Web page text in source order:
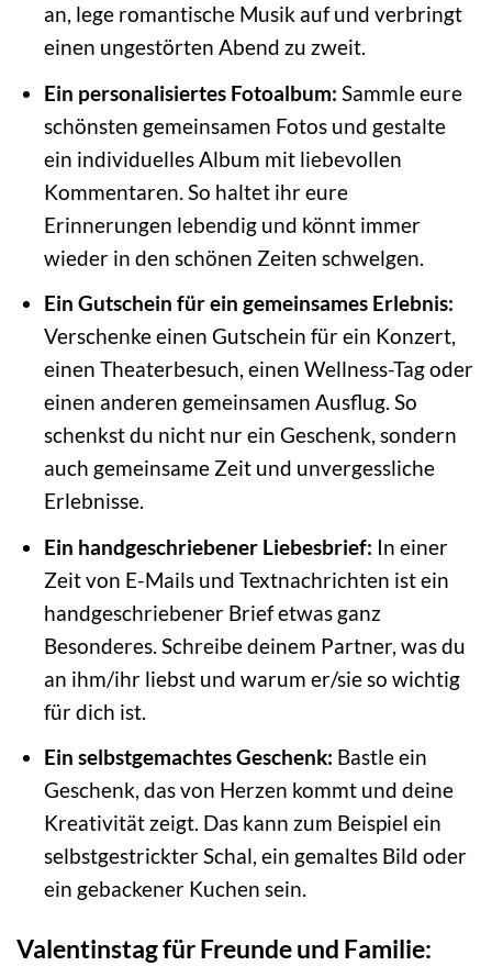
an, lege romantische Musik auf und verbringt
einen ungestörten Abend zu zweit.
Ein personalisiertes Fotoalbum: Sammle eure
schönsten gemeinsamen Fotos und gestalte
ein individuelles Album mit liebevollen
Kommentaren. So haltet ihr eure
Erinnerungen lebendig und könnt immer
wieder in den schönen Zeiten schwelgen.
Ein Gutschein für ein gemeinsames Erlebnis:
Verschenke einen Gutschein für ein Konzert,
einen Theaterbesuch, einen Wellness-Tag oder
einen anderen gemeinsamen Ausflug. So
schenkst du nicht nur ein Geschenk, sondern
auch gemeinsame Zeit und unvergessliche
Erlebnisse.
Ein handgeschriebener Liebesbrief: In einer
Zeit von E-Mails und Textnachrichten ist ein
handgeschriebener Brief etwas ganz
Besonderes. Schreibe deinem Partner, was du
an ihm/ihr liebst und warum er/sie so wichtig
für dich ist.
Ein selbstgemachtes Geschenk: Bastle ein
Geschenk, das von Herzen kommt und deine
Kreativität zeigt. Das kann zum Beispiel ein
selbstgestrickter Schal, ein gemaltes Bild oder
ein gebackener Kuchen sein.
Valentinstag für Freunde und Familie: